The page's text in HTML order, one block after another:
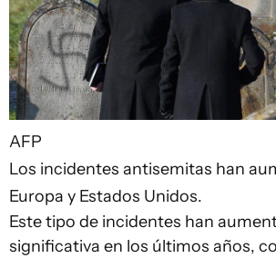
AFP
Los incidentes antisemitas han
Europa y Estados Unidos.
Este tipo de incidentes han
significativa en los últimos años,